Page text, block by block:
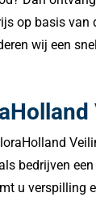
op basis
wij een
bedrijven
u